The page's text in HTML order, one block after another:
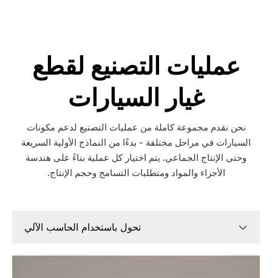
عمليات التصنيع لقطع
غيار السيارات
نحن نقدم مجموعة كاملة من عمليات التصنيع لدعم مكونات
السيارات في مراحل مختلفة - بدءًا من النماذج الأولية السريعة
وحتى الإنتاج الجماعي. يتم اختيار كل عملية بناءً على هندسة
الأجزاء والمواد ومتطلبات التسامح وحجم الإنتاج.
تحول باستخدام الحاسب الآلي